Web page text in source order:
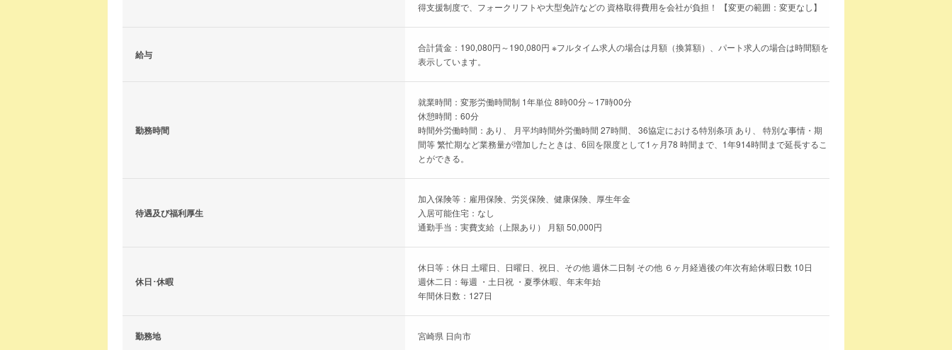
得支援制度で、フォークリフトや大型免許などの 資格取得費用を会社が負担！ 【変更の範囲：変更なし】
給与
合計賃金：190,080円～190,080円 ※フルタイム求人の場合は月額（換算額）、パート求人の場合は時間額を
表示しています。
勤務時間
就業時間：変形労働時間制 1年単位 8時00分～17時00分
休憩時間：60分
時間外労働時間：あり、 月平均時間外労働時間 27時間、 36協定における特別条項 あり、 特別な事情・期
間等 繁忙期など業務量が増加したときは、6回を限度として1ヶ月78 時間まで、1年914時間まで延長するこ
とができる。
待遇及び福利厚生
加入保険等：雇用保険、労災保険、健康保険、厚生年金
入居可能住宅：なし
通勤手当：実費支給（上限あり） 月額 50,000円
休日･休暇
休日等：休日 土曜日、日曜日、祝日、その他 週休二日制 その他 ６ヶ月経過後の年次有給休暇日数 10日
週休二日：毎週 ・土日祝 ・夏季休暇、年末年始
年間休日数：127日
勤務地 宮崎県 日向市